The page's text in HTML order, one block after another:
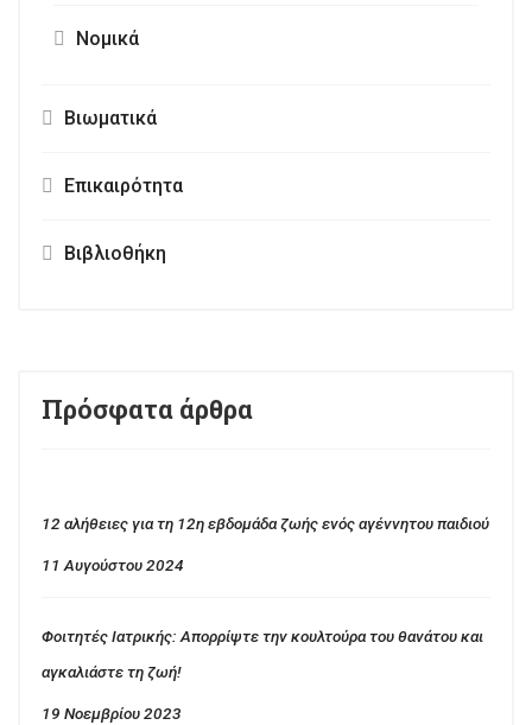
Νομικά
Βιωματικά
Επικαιρότητα
Βιβλιοθήκη
Πρόσφατα άρθρα
12 αλήθειες για τη 12η εβδομάδα ζωής ενός αγέννητου παιδιού
11 Αυγούστου 2024
Φοιτητές Ιατρικής: Απορρίψτε την κουλτούρα του θανάτου και
αγκαλιάστε τη ζωή!
19 Νοεμβρίου 2023